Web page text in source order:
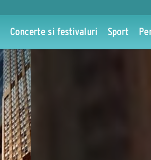
Concerte si festivaluri Sport